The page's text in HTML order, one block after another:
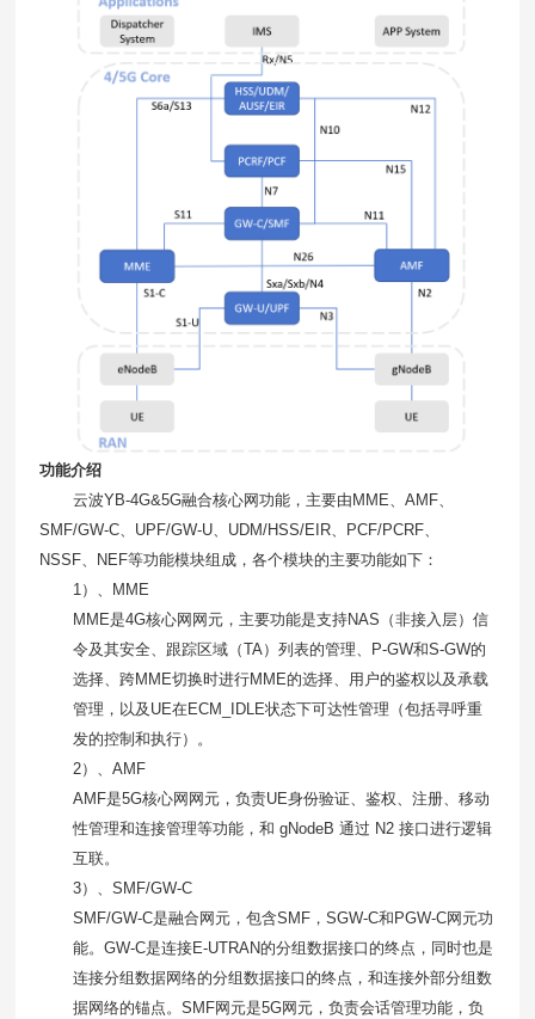
功能介绍
云波YB-4G&5G融合核心网功能，主要由 MME 、AMF
SMF/GW-C
UPF/GW-U UDM/HSS/EIR PCF/PCRF
NSSF
NEF等功能模块组成，各个模块的主要功能如下：
1）、
MME
MME是4G核心网网元，主要功能是支持NAS （非接入层）信
令及其安全、跟踪区域（TA ）列表的管理、 P-GW和S-GW的
选择、跨MME切换时进行MME的选择、用户的鉴权以及承载
管理，以及 UE在ECM_IDLE状态下可达性管理（包括寻呼重
发的控制和执行）。
2）、AMF
AMF是5G核心网网元，负责UE身份验证、鉴权、注册、移动
性管理和连接管理等功能，和 gNodeB通过 N2接口进行逻辑
互联。
3）、SMF/GW-C
SMF/GW-C是融合网元，包含SMF ，SGW-C和 PGW-C网元功
能。GW-C是连接E-UTRAN的分组数据接口的终点，同时也是
连接分组数据网络的分组数据接口的终点，和连接外部分组数
据网络的锚点。SMF网元是5G网元，负责会话管理功能，负